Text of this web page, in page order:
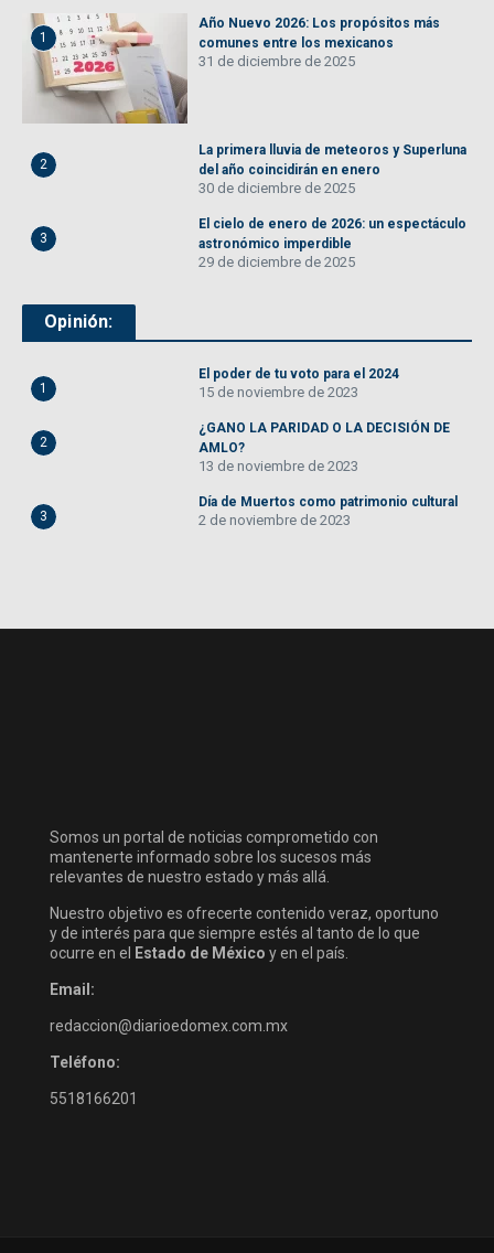
1
Año Nuevo 2026: Los propósitos más
comunes entre los mexicanos
31 de diciembre de 2025
2
La primera lluvia de meteoros y Superluna
del año coincidirán en enero
30 de diciembre de 2025
3
El cielo de enero de 2026: un espectáculo
astronómico imperdible
29 de diciembre de 2025
Opinión:
1
El poder de tu voto para el 2024
15 de noviembre de 2023
2
¿GANO LA PARIDAD O LA DECISIÓN DE
AMLO?
13 de noviembre de 2023
3
Día de Muertos como patrimonio cultural
2 de noviembre de 2023
Somos un portal de noticias comprometido con
mantenerte informado sobre los sucesos más
relevantes de nuestro estado y más allá.
Nuestro objetivo es ofrecerte contenido veraz, oportuno
y de interés para que siempre estés al tanto de lo que
ocurre en el
Estado de México y en el país.
Email:
redaccion@diarioedomex.com.mx
Teléfono:
5518166201